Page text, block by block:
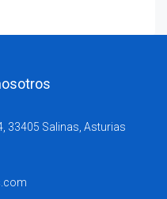
33405 Salinas, Asturias